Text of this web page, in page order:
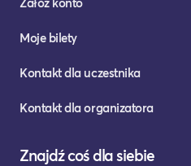
Moje bilety
Kontakt dla uczestnika
Kontakt dla organizatora
Znajdź coś dla siebie